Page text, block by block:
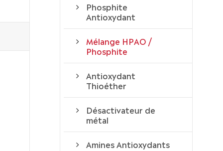
Phosphite
Antioxydant
Mélange HPAO /
Phosphite
Antioxydant
Thioéther
Désactivateur de
métal
Amines Antioxydants